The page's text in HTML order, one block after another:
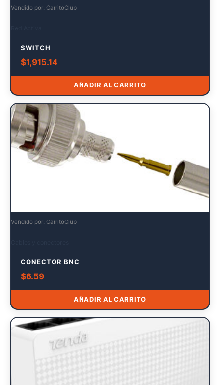
Vendido por: CarritoClub
SWITCH
$1,915.14
AÑADIR AL CARRITO
Vendido por: CarritoClub
CONECTOR BNC
$6.59
AÑADIR AL CARRITO